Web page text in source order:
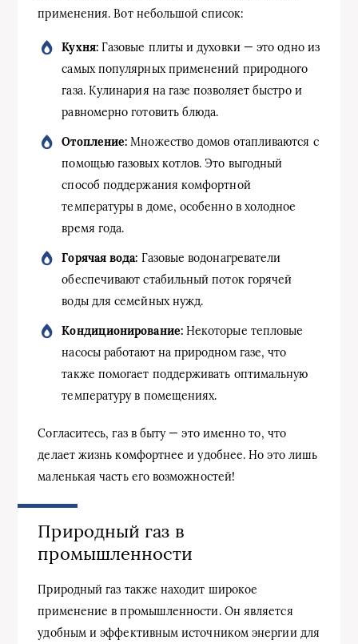
применения. Вот небольшой список:
Кухня:Газовые плиты и духовки — это одно из
самых популярных применений природного
газа. Кулинария на газе позволяет быстро и
равномерно готовить блюда.
Отопление: Множество домов отапливаются с
помощью газовых котлов. Это выгодный
способ поддержания комфортной
температуры в доме, особенно в холодное
время года.
Горячая вода: Газовые водонагреватели
обеспечивают стабильный поток горячей
воды для семейных нужд.
Кондиционирование:Некоторые тепловые
насосы работают на природном газе, что
также помогает поддерживать оптимальную
температуру в помещениях.
Согласитесь, газ в быту — это именно то, что
делает жизнь комфортнее и удобнее. Но это лишь
маленькая часть его возможностей!
Природный газ в
промышленности
Природный газ также находит широкое
применение в промышленности. Он является
удобным и эффективным источником энергии для